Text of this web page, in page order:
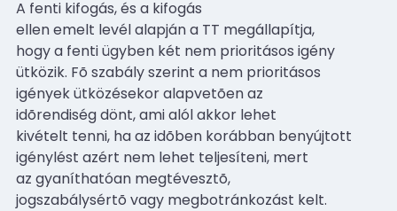
A fenti kifogás, és a kifogás
ellen emelt levél alapján a TT megállapítja,
hogy a fenti ügyben két nem prioritásos igény
ütközik. Fõ szabály szerint a nem prioritásos
igények ütközésekor alapvetõen az
idõrendiség dönt, ami alól akkor lehet
kivételt tenni, ha az idõben korábban benyújtott
igénylést azért nem lehet teljesíteni, mert
az gyaníthatóan megtévesztõ,
jogszabálysértõ vagy megbotránkozást kelt.